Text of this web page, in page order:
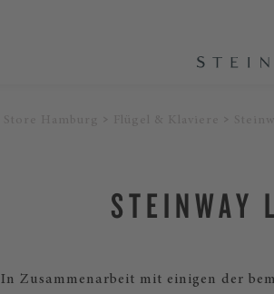
STEINWAY
In Zusammenarbeit mit einigen der